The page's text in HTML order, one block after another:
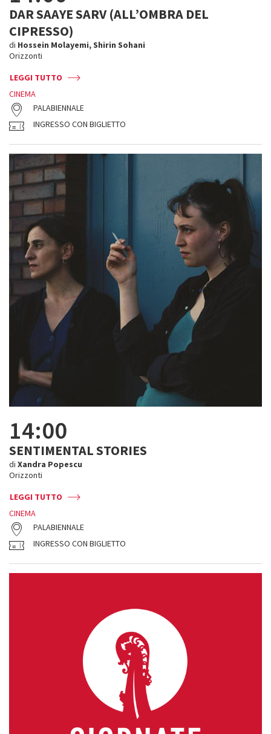
DAR SAAYE SARV (ALL’OMBRA DEL
CIPRESSO)
di Hossein Molayemi, Shirin Sohani
Orizzonti
LEGGI TUTTO
CINEMA
PALABIENNALE
INGRESSO CON BIGLIETTO
14:00
SENTIMENTAL STORIES
di Xandra Popescu
Orizzonti
LEGGI TUTTO
CINEMA
PALABIENNALE
INGRESSO CON BIGLIETTO